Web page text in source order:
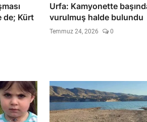
de; Kürt
Urfa: Kamyonette
vurulmuş halde bulundu
Temmuz 24, 2026 0